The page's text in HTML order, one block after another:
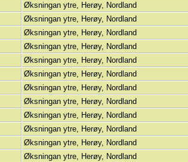
Øksningan ytre, Herøy, Nordland
Øksningan ytre, Herøy, Nordland
Øksningan ytre, Herøy, Nordland
Øksningan ytre, Herøy, Nordland
Øksningan ytre, Herøy, Nordland
Øksningan ytre, Herøy, Nordland
Øksningan ytre, Herøy, Nordland
Øksningan ytre, Herøy, Nordland
Øksningan ytre, Herøy, Nordland
Øksningan ytre, Herøy, Nordland
Øksningan ytre, Herøy, Nordland
Øksningan ytre, Herøy, Nordland